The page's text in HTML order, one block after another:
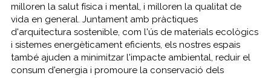
milloren la salut física i mental, i milloren la qualitat de
vida en general. Juntament amb pràctiques
d'arquitectura sostenible, com l'ús de materials ecològics
i sistemes energèticament eficients, els nostres espais
també ajuden a minimitzar l'impacte ambiental, reduir el
consum d'energia i promoure la conservació dels